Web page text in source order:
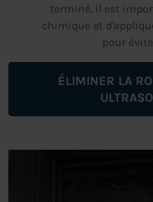
terminé, il est
chimique et
pour
ÉLIMINER LA